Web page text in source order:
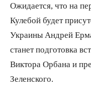
Ожидается, что на
Кулебой будет
Украины Андрей
станет подготовка
Виктора Орбана и
Зеленского.